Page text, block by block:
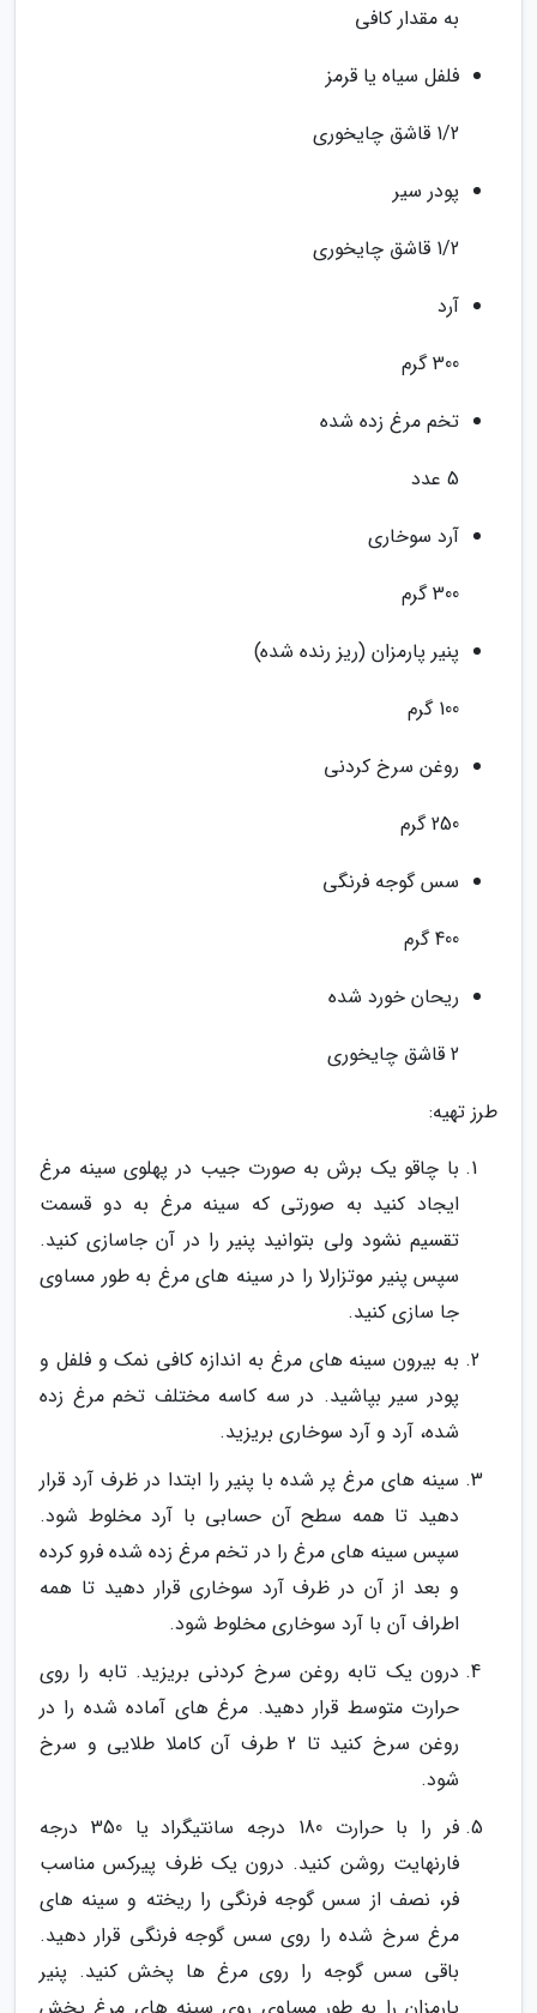
به مقدار کافی
فلفل سیاه یا قرمز
1/2 قاشق چایخوری
پودر سیر
1/2 قاشق چایخوری
آرد
300 گرم
تخم مرغ زده شده
5 عدد
آرد سوخاری
300 گرم
پنیر پارمزان (ریز رنده شده)
100 گرم
روغن سرخ کردنی
250 گرم
سس گوجه فرنگی
400 گرم
ریحان خورد شده
2 قاشق چایخوری
طرز تهیه:
با چاقو یک برش به صورت جیب در پهلوی سینه مرغ
ایجاد کنید به صورتی که سینه مرغ به دو قسمت
تقسیم نشود ولی بتوانید پنیر را در آن جاسازی کنید.
سپس پنیر موتزارلا را در سینه های مرغ به طور مساوی
جا سازی کنید.
به بیرون سینه های مرغ به اندازه کافی نمک و فلفل و
پودر سیر بپاشید. در سه کاسه مختلف تخم مرغ زده
شده، آرد و آرد سوخاری بریزید.
سینه های مرغ پر شده با پنیر را ابتدا در ظرف آرد قرار
دهید تا همه سطح آن حسابی با آرد مخلوط شود.
سپس سینه های مرغ را در تخم مرغ زده شده فرو کرده
و بعد از آن در ظرف آرد سوخاری قرار دهید تا همه
اطراف آن با آرد سوخاری مخلوط شود.
درون یک تابه روغن سرخ کردنی بریزید. تابه را روی
حرارت متوسط قرار دهید. مرغ های آماده شده را در
روغن سرخ کنید تا 2 طرف آن کاملا طلایی و سرخ
شود.
فر را با حرارت 180 درجه سانتیگراد یا 350 درجه
فارنهایت روشن کنید. درون یک ظرف پیرکس مناسب
فر، نصف از سس گوجه فرنگی را ریخته و سینه های
مرغ سرخ شده را روی سس گوجه فرنگی قرار دهید.
باقی سس گوجه را روی مرغ ها پخش کنید. پنیر